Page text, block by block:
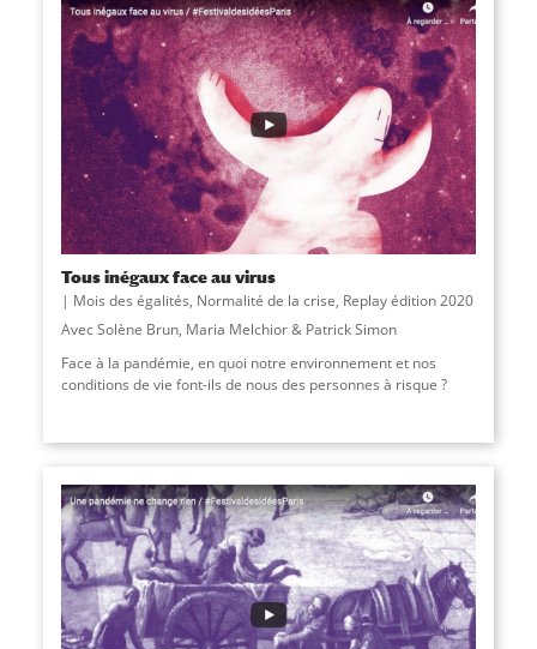
Tous inégaux face au virus
Mois des égalités, Normalité de la crise, Replay édition 2020
Avec Solène Brun, Maria Melchior & Patrick Simon
Face à la pandémie, en quoi notre environnement et nos
conditions de vie font-ils de nous des personnes à risque ?